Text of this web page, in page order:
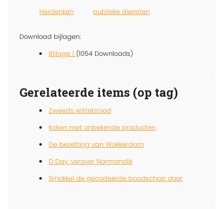
Herdenken
publieke diensten
Download bijlagen:
Bijlage 1 (1054 Downloads)
Gerelateerde items (op tag)
Zweeds wittebrood
Koken met onbekende producten
De bezetting van Wakkerdam
D Day: verover Normandië
Smokkel de gecodeerde boodschap door